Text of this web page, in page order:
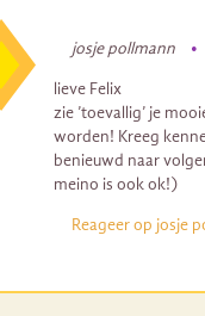
josje pollmann •
lieve Felix
zie ’toevallig’ je
worden! Kreeg
benieuwd naar
meino is ook ok!)
Reageer op josje